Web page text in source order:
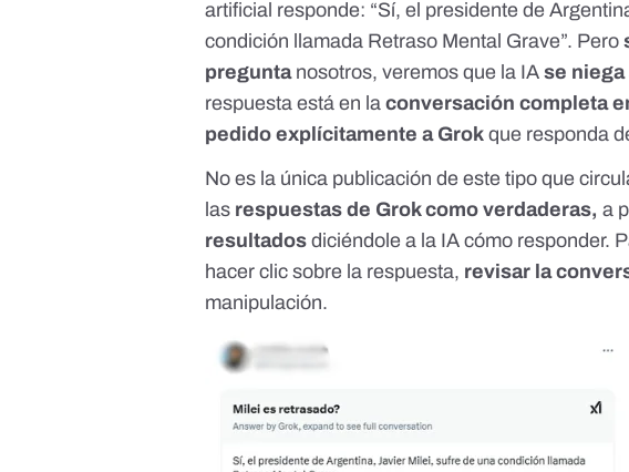
artificial responde: “Sí, el presidente de
condición llamada Retraso Mental Grave”. Pero
preguntanosotros, veremos que la IAse
respuesta está en laconversación completa
pedido explícitamente a Grok que responda
No es la única publicación de este tipo que
las respuestas de Grok como verdaderas, a
resultadosdiciéndole a la IA cómo responder.
hacer clic sobre la respuesta, revisar la
manipulación.